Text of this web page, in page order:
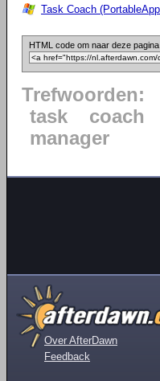
Task Coach
HTML code om naar deze
Trefwoorden:
task
coach
manager
Over AfterDawn
Feedback